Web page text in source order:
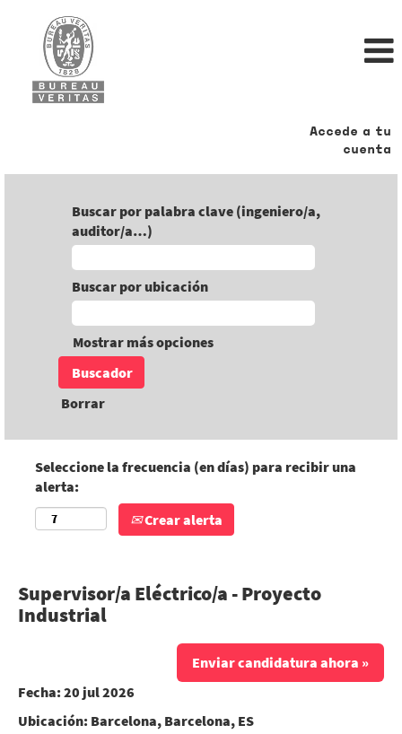
Accede a tu
cuenta
Buscar por palabra clave (ingeniero/a,
auditor/a…)
Buscar por ubicación
Mostrar más opciones
Borrar
Seleccione la frecuencia (en días) para recibir una
alerta:
Crear alerta
Supervisor/a Eléctrico/a - Proyecto
Industrial
Enviar candidatura ahora »
Fecha: 20 jul 2026
Ubicación: Barcelona, Barcelona, ES